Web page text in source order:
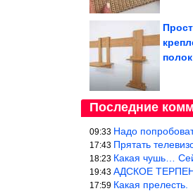
Последние
09:33 Надо
17:43 Прятать телевизор в нишу,
18:23 Какая чушь… Сейчас подобные
19:43 АДСКОЕ ТЕРПЕНИЕ
17:59 Какая прелесть.